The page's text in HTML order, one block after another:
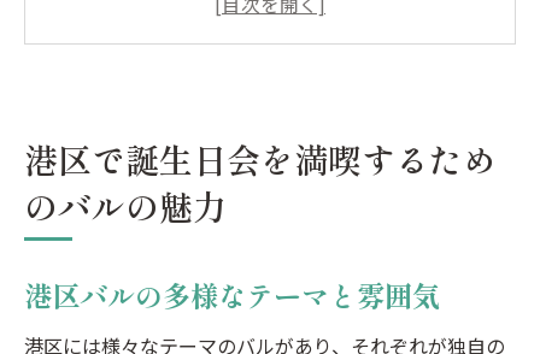
港区バルの豊富なドリンクメニュー
おしゃれな港区のバルで特別な誕生日会を演出
しよう
港区バルの特別イベント
港区で誕生日会を満喫するため
のバルの魅力
港区バルの多様なテーマと雰囲気
港区には様々なテーマのバルがあり、それぞれが独自の